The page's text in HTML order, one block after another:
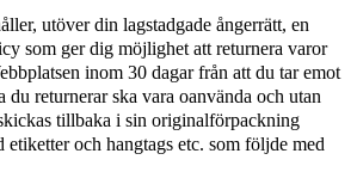
utöver din lagstadgade ångerrätt, en
som ger dig möjlighet att returnera varor
inom 30 dagar från att du tar emot
du returnerar ska vara oanvända och utan
tillbaka i sin originalförpackning
etiketter och hangtags etc. som följde med